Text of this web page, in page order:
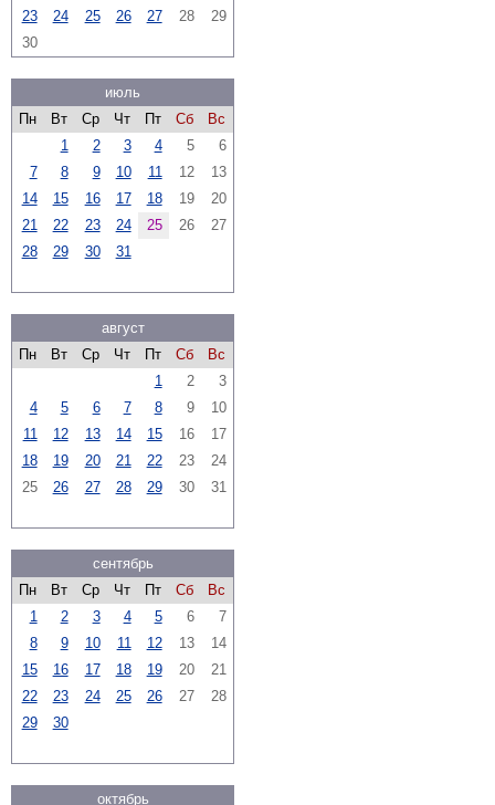
23
24 25 26 27 28
29
30
июль
Пн
Вт Ср Чт Пт Сб
Вс
1
2 3 4 5
6
7
8 9 10 11 12
13
14
15 16 17 18 19
20
21
22 23 24 25 26
27
28
29 30 31
август
Пн
Вт Ср Чт Пт Сб
Вс
1
2
3
4
5 6 7 8 9
10
11
12 13 14 15 16
17
18
19 20 21 22 23
24
25
26 27 28 29 30 31
сентябрь
Пн
Вт Ср Чт Пт Сб
Вс
1
2 3 4 5 6
7
8
9 10 11 12 13
14
15
16 17 18 19 20
21
22
23 24 25 26 27
28
29
30
октябрь